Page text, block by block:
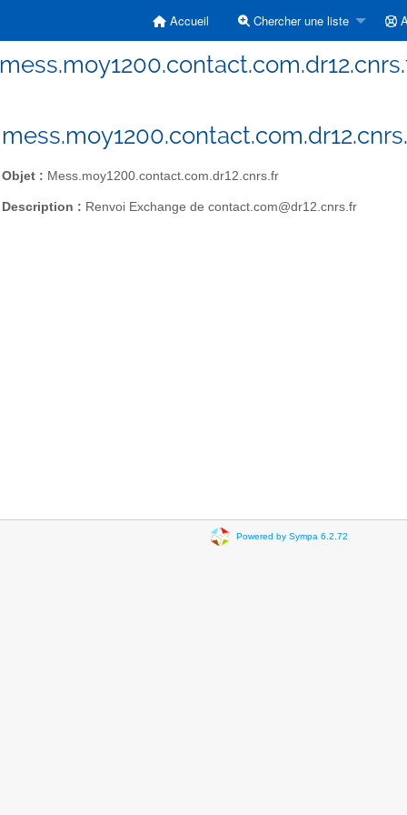
Accueil Chercher une liste
Objet : Mess.moy1200.contact.com.dr12.cnrs.fr
Description : Renvoi Exchange de contact.com@dr12.cnrs.fr
Powered by Sympa 6.2.72